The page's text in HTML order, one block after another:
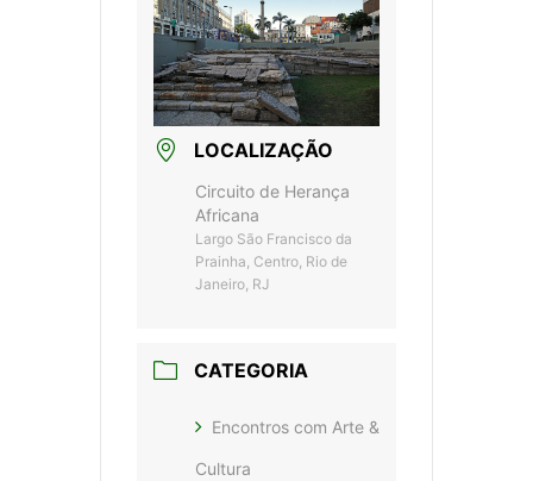
LOCALIZAÇÃO
Circuito de Herança
Africana
Largo São Francisco da
Prainha, Centro, Rio de
Janeiro, RJ
CATEGORIA
Encontros com Arte &
Cultura